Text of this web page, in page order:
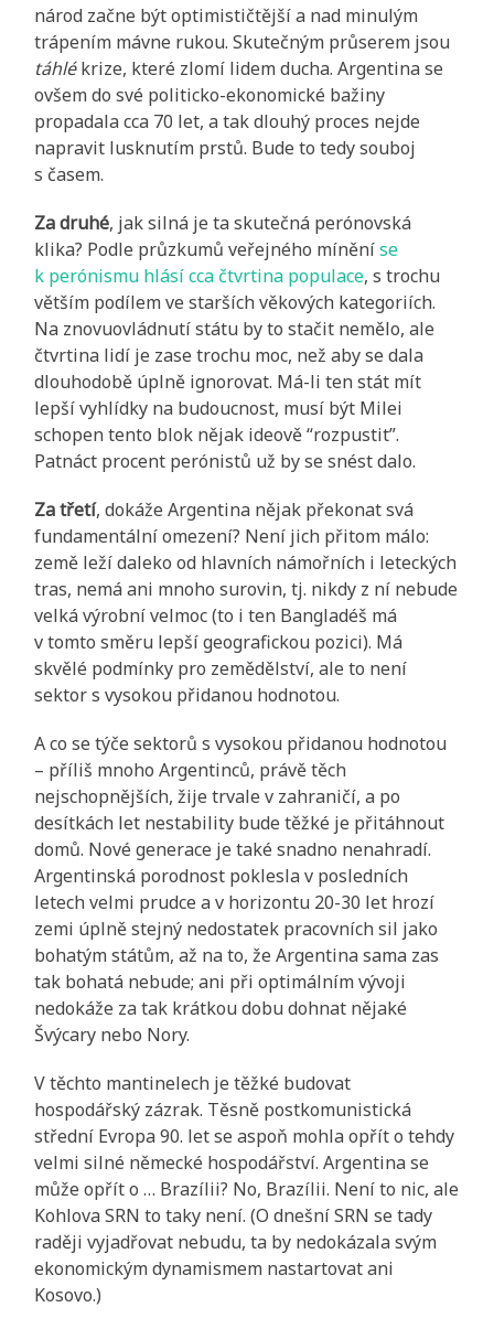
národ začne být optimističtější a nad minulým
trápením mávne rukou. Skutečným průserem jsou
táhlékrize, které zlomí lidem ducha. Argentina se
ovšem do své politicko-ekonomické bažiny
propadala cca 70 let, a tak dlouhý proces nejde
napravit lusknutím prstů. Bude to tedy souboj
s časem.
Za druhé, jak silná je ta skutečná perónovská
klika? Podle průzkumů veřejného míněníse
k perónismu hlásí cca čtvrtina populace, s trochu
větším podílem ve starších věkových kategoriích.
Na znovuovládnutí státu by to stačit nemělo, ale
čtvrtina lidí je zase trochu moc, než aby se dala
dlouhodobě úplně ignorovat. Má-li ten stát mít
lepší vyhlídky na budoucnost, musí být Milei
schopen tento blok nějak ideově “rozpustit”.
Patnáct procent perónistů už by se snést dalo.
Za třetí, dokáže Argentina nějak překonat svá
fundamentální omezení? Není jich přitom málo:
země leží daleko od hlavních námořních i leteckých
tras, nemá ani mnoho surovin, tj. nikdy z ní nebude
velká výrobní velmoc (to i ten Bangladéš má
v tomto směru lepší geografickou pozici). Má
skvělé podmínky pro zemědělství, ale to není
sektor s vysokou přidanou hodnotou.
A co se týče sektorů s vysokou přidanou hodnotou
– příliš mnoho Argentinců, právě těch
nejschopnějších, žije trvale v zahraničí, a po
desítkách let nestability bude těžké je přitáhnout
domů. Nové generace je také snadno nenahradí.
Argentinská porodnost poklesla v posledních
letech velmi prudce a v horizontu 20-30 let hrozí
zemi úplně stejný nedostatek pracovních sil jako
bohatým státům, až na to, že Argentina sama zas
tak bohatá nebude; ani při optimálním vývoji
nedokáže za tak krátkou dobu dohnat nějaké
Švýcary nebo Nory.
V těchto mantinelech je těžké budovat
hospodářský zázrak. Těsně postkomunistická
střední Evropa 90. let se aspoň mohla opřít o tehdy
velmi silné německé hospodářství. Argentina se
může opřít o … Brazílii? No, Brazílii. Není to nic, ale
Kohlova SRN to taky není. (O dnešní SRN se tady
raději vyjadřovat nebudu, ta by nedokázala svým
ekonomickým dynamismem nastartovat ani
Kosovo.)